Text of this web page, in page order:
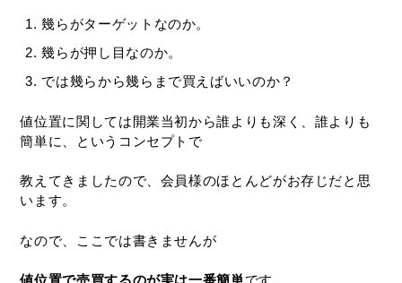
幾らがターゲットなのか。
幾らが押し目なのか。
では幾らから幾らまで買えばいいのか？
値位置に関しては開業当初から誰よりも深く、誰よりも
簡単に、というコンセプトで
教えてきましたので、会員様のほとんどがお存じだと思
います。
なので、ここでは書きませんが